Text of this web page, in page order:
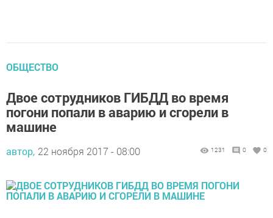
ОБЩЕСТВО
Двое сотрудников ГИБДД во время
погони попали в аварию и сгорели в
машине
автор, 22 ноября 2017 - 08:00 1231 0 0